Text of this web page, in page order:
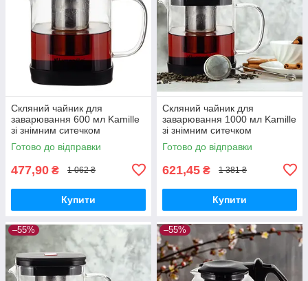
Скляний чайник для
заварювання 600 мл Kamille
зі знімним ситечком
квадратний
Готово до відправки
477,90 ₴ 1 062 ₴
Купити
Скляний чайник для
заварювання 1000 мл Kamille
зі знімним ситечком
термостійкий
Готово до відправки
621,45 ₴ 1 381 ₴
Купити
–55% –55%